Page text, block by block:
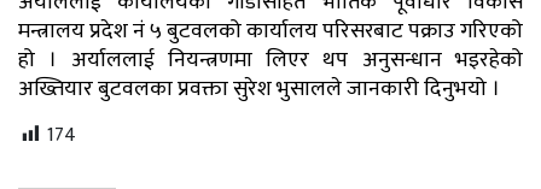
मन्त्रालय प्रदेश नं ५ बुटवलको कार्यालय परिसरबाट पक्राउ गरिएको
हो । अर्याललाई नियन्त्रणमा लिएर थप अनुसन्धान भइरहेको
अख्तियार बुटवलका प्रवक्ता सुरेश भुसालले जानकारी दिनुभयो ।
174